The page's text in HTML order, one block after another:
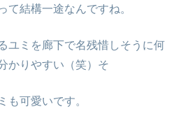
て結構一途なんですね。
ユミを廊下で名残惜しそうに何
かりやすい（笑）そ
も可愛いです。